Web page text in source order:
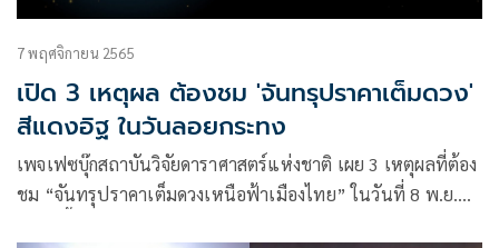
7 พฤศจิกายน 2565
เปิด 3 เหตุผล ต้องชม 'จันทรุปราคาเต็มดวง'
สีแดงอิฐ ในวันลอยกระทง
เพจเฟซบุ๊กสถาบันวิจัยดาราศาสตร์แห่งชาติ เผย 3 เหตุผลที่ต้อง
ชม “จันทรุปราคาเต็มดวงเหนือฟ้าเมืองไทย” ในวันที่ 8 พ.ย.​